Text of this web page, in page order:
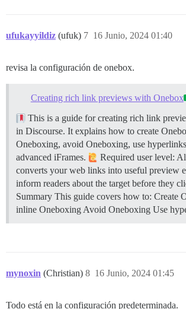
ufukayyildiz (ufuk) 16 Junio, 2024 01:40
7
revisa la configuración de onebox.
Creating rich link previews with Onebox
This is a guide for creating rich link
in Discourse. It explains how to create
Oneboxing, avoid Oneboxing, use
advanced iFrames.
Required user level:
converts your web links into useful preview
inform readers about the target before they
Summary This guide covers how to: Create
inline Oneboxing Avoid Oneboxing Use
mynoxin (Christian) 16 Junio, 2024 01:45
8
Todo está en la configuración predeterminada.